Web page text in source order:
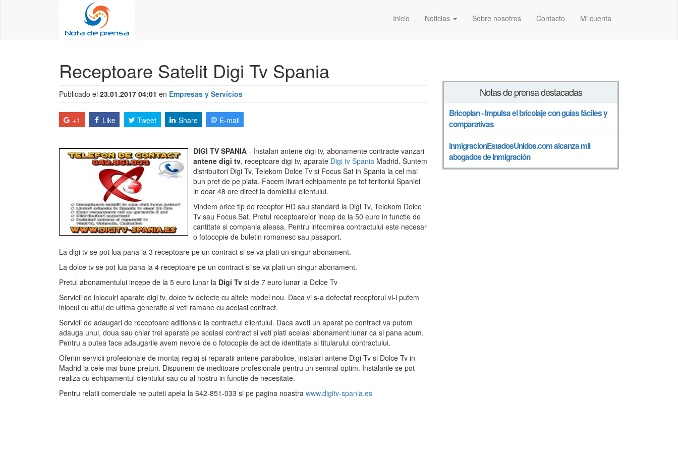
Inicio Noticias Sobre nosotros Contacto Mi cuenta
Receptoare Satelit Digi Tv Spania
Publicado el 23.01.2017 04:01 en Empresas y Servicios
+1 Like Tweet Share E-mail
DIGI TV SPANIA - Instalari antene digi tv, abonamente contracte vanzari
antene digi tv, receptoare digi tv, aparate Digi tv Spania Madrid. Suntem
distribuitori Digi Tv, Telekom Dolce Tv si Focus Sat in Spania la cel mai
bun pret de pe piata. Facem livrari echipamente pe tot teritoriul Spaniei
in doar 48 ore direct la domiciliul clientului.
Vindem orice tip de receptor HD sau standard la Digi Tv, Telekom Dolce
Tv sau Focus Sat. Pretul receptoarelor incep de la 50 euro in functie de
cantitate si compania aleasa. Pentru intocmirea contractului este necesar
o fotocopie de buletin romanesc sau pasaport.
La digi tv se pot lua pana la 3 receptoare pe un contract si se va plati un singur abonament.
La dolce tv se pot lua pana la 4 receptoare pe un contract si se va plati un singur abonament.
Pretul abonamentului incepe de la 5 euro lunar la Digi Tv si de 7 euro lunar la Dolce Tv
Servicii de inlocuiri aparate digi tv, dolce tv defecte cu altele model nou. Daca vi s-a defectat receptorul vi-l putem
inlocui cu altul de ultima generatie si veti ramane cu acelasi contract.
Servicii de adaugari de receptoare aditionale la contractul clientului. Daca aveti un aparat pe contract va putem
adauga unul, doua sau chiar trei aparate pe acelasi contract si veti plati acelasi abonament lunar ca si pana acum.
Pentru a putea face adaugarile avem nevoie de o fotocopie de act de identitate al titularului contractului.
Oferim servicii profesionale de montaj reglaj si reparatii antene parabolice, instalari antene Digi Tv si Dolce Tv in
Madrid la cele mai bune preturi. Dispunem de meditoare profesionale pentru un semnal optim. Instalarile se pot
realiza cu echipamentul clientului sau cu al nostru in functie de necesitate.
Pentru relatii comerciale ne puteti apela la 642-851-033 si pe pagina noastra www.digitv-spania.es
Notas de prensa destacadas
Bricoplan - Impulsa el bricolaje con guías fáciles y
comparativas
InmigracionEstadosUnidos.com alcanza mil
abogados de inmigración